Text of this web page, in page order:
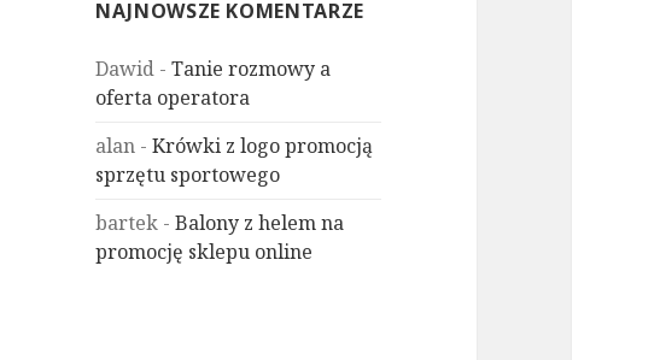
NAJNOWSZE KOMENTARZE
Dawid -Tanie rozmowy a
oferta operatora
alan -Krówki z logo promocją
sprzętu sportowego
bartek -Balony z helem na
promocję sklepu online